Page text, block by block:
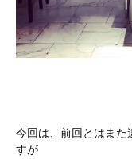
今回は、前回とはまた
すが